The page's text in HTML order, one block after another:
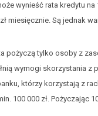
wynieść rata kredytu
miesięcznie. Są jednak
pożyczą tylko osoby z
wymogi skorzystania z
którzy korzystają z
100 000 zł. Pożyczając